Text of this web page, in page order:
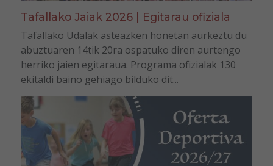
Tafallako Jaiak 2026 | Egitarau ofiziala
Tafallako Udalak asteazken honetan aurkeztu du
abuztuaren 14tik 20ra ospatuko diren aurtengo
herriko jaien egitaraua. Programa ofizialak 130
ekitaldi baino gehiago bilduko dit...